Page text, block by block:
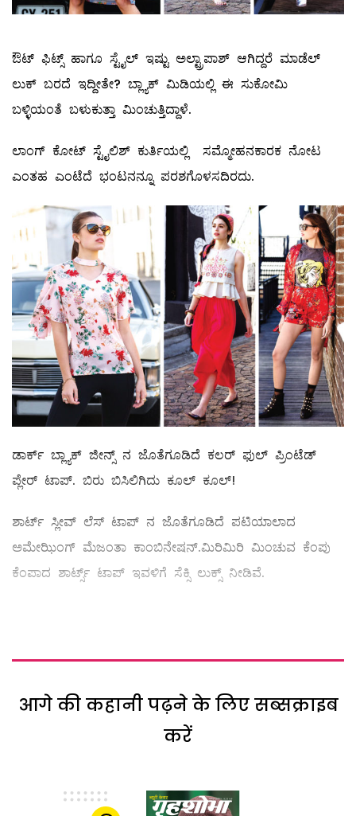
ಔಟ್‌ ಫಿಟ್ಸ್ ಹಾಗೂ ಸ್ಟೈಲ್ ‌ಇಷ್ಟು ಅಲ್ಟ್ರಾಪಾಶ್‌ ಆಗಿದ್ದರೆ ಮಾಡೆಲ್
‌ಲುಕ್‌ ಬರದೆ ಇದ್ದೀತೇ? ಬ್ಲ್ಯಾಕ್‌ ಮಿಡಿಯಲ್ಲಿ ಈ ಸುಕೋಮಿ
ಬಳ್ಳಿಯಂತೆ ಬಳುಕುತ್ತಾ ಮಿಂಚುತ್ತಿದ್ದಾಳೆ.
ಲಾಂಗ್‌ ಕೋಟ್‌ ಸ್ಟೈಲಿಶ್‌ ಕುರ್ತಿಯಲ್ಲಿ ಸಮ್ಮೋಹನಕಾರಕ ನೋಟ
ಎಂತಹ ಎಂಟೆದೆ ಭಂಟನನ್ನೂ ಪರಶಗೊಳಸದಿರದು.
ಡಾರ್ಕ್‌ ಬ್ಲ್ಯಾಕ್‌ ಜೀನ್ಸ್ ನ ಜೊತೆಗೂಡಿದೆ ಕಲರ್‌ ಫುಲ್ ಪ್ರಿಂಟೆಡ್‌
ಪ್ಲೇರ್‌ ಟಾಪ್‌. ಬಿರು ಬಿಸಿಲಿಗಿದು ಕೂಲ್ ಕೂಲ್‌!
ಶಾರ್ಟ್‌ ಸ್ಲೀವ್ ಲೆಸ್ ಟಾಪ್‌ ನ ಜೊತೆಗೂಡಿದೆ ಪಟಿಯಾಲಾದ
ಅಮೇಝಿಂಗ್‌ ಮೆಜಂತಾ ಕಾಂಬಿನೇಷನ್‌.ಮಿರಿಮಿರಿ ಮಿಂಚುವ ಕೆಂಪು
ಕೆಂಪಾದ ಶಾರ್ಟ್ಸ್ ಟಾಪ್‌ ಇವಳಿಗೆ ಸೆಕ್ಸಿ ಲುಕ್ಸ್ ನೀಡಿವೆ.
आगे की कहानी पढ़ने के लिए सब्सक्राइब
करें